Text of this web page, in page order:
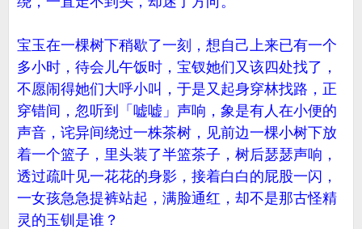
宝玉在一棵树下稍歇了一刻，想自己上来已有一个
多小时，待会儿午饭时，宝钗她们又该四处找了，
不愿闹得她们大呼小叫，于是又起身穿林找路，正
穿错间，忽听到「嘘嘘」声响，象是有人在小便的
声音，诧异间绕过一株茶树，见前边一棵小树下放
着一个篮子，里头装了半篮茶子，树后瑟瑟声响，
透过疏叶见一花花的身影，接着白白的屁股一闪，
一女孩急急提裤站起，满脸通红，却不是那古怪精
灵的玉钏是谁？